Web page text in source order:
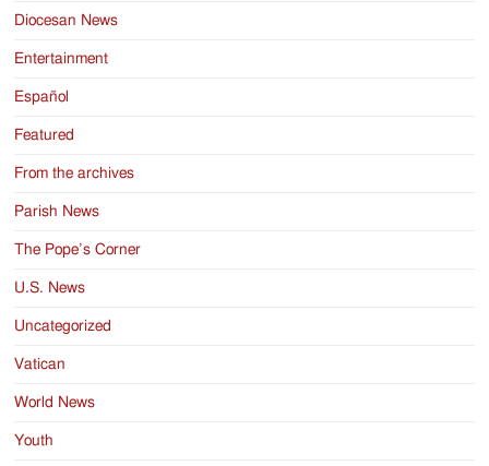
Diocesan News
Entertainment
Español
Featured
From the archives
Parish News
The Pope’s Corner
U.S. News
Uncategorized
Vatican
World News
Youth